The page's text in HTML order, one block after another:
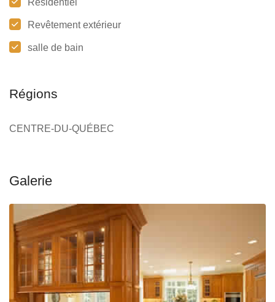
Résidentiel
Revêtement extérieur
salle de bain
Régions
CENTRE-DU-QUÉBEC